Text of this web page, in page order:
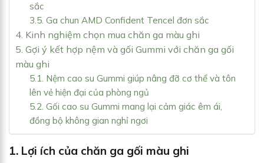
sắc
3.5. Ga chun AMD Confident Tencel đơn sắc
4. Kinh nghiệm chọn mua chăn ga màu ghi
5. Gợi ý kết hợp nệm và gối Gummi với chăn ga gối
màu ghi
5.1. Nệm cao su Gummi giúp nâng đỡ cơ thể và tôn
lên vẻ hiện đại của phòng ngủ
5.2. Gối cao su Gummi mang lại cảm giác êm ái,
đồng bộ không gian nghỉ ngơi
1. Lợi ích của chăn ga gối màu ghi